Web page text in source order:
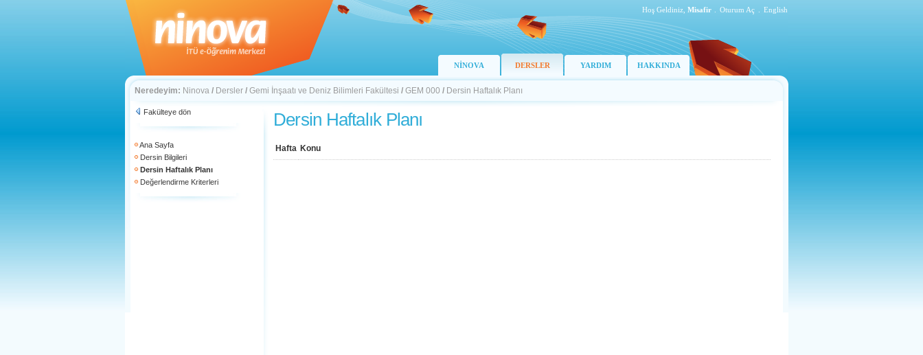
Hoş Geldiniz, Misafir Oturum Aç English
NİNOVA DERSLER YARDIM HAKKINDA
Neredeyim: Ninova / Dersler / Gemi İnşaatı ve Deniz Bilimleri Fakültesi / GEM 000 / Dersin Haftalık Planı
Fakülteye dön
Ana Sayfa
Dersin Bilgileri
Dersin Haftalık Planı
Değerlendirme Kriterleri
Dersin Haftalık Planı
Hafta Konu